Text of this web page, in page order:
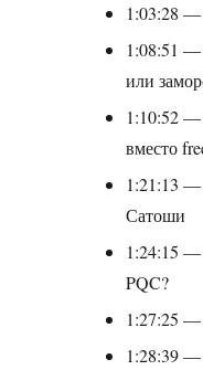
1:03:28
1:08:51 —
или
1:10:52 —
вместо
1:21:13 —
Сатоши
1:24:15 —
PQC?
1:27:25 —
1:28:39 —